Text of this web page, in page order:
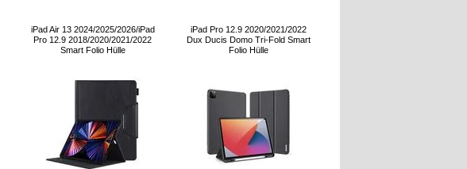
iPad Air 13 2024/2025/2026/iPad
Pro 12.9 2018/2020/2021/2022
Smart Folio Hülle
iPad Pro 12.9 2020/2021/2022
Dux Ducis Domo Tri-Fold Smart
Folio Hülle